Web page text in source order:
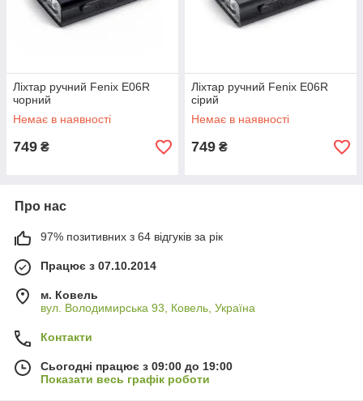
Ліхтар ручний Fenix E06R
чорний
Немає в наявності
749 ₴
Ліхтар ручний Fenix E06R
сірий
Немає в наявності
749 ₴
Про нас
97% позитивних з 64 відгуків за рік
Працює з 07.10.2014
м. Ковель
вул. Володимирська 93, Ковель, Україна
Контакти
Сьогодні працює з 09:00 до 19:00
Показати весь графік роботи